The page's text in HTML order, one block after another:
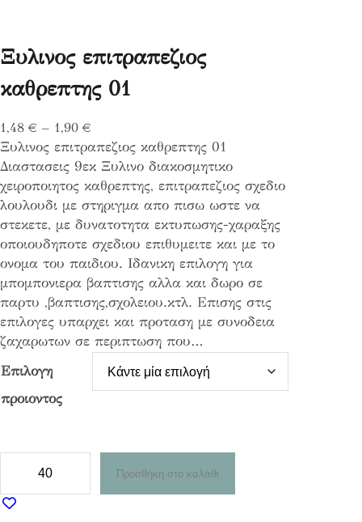
Ξυλινος επιτραπεζιος
καθρεπτης 01
1,48 € – 1,90 €
r
i
c
e
r
a
n
g
e
:
1
Ξυλινος επιτραπεζιος καθρεπτης 01
Διαστασεις 9εκ Ξυλινο διακοσμητικο
χειροποιητος καθρεπτης, επιτραπεζιος σχεδιο
λουλουδι με στηριγμα απο πισω ωστε να
στεκετε, με δυνατοτητα εκτυπωσης-χαραξης
οποιουδηποτε σχεδιου επιθυμειτε και με το
ονομα του παιδιου. Ιδανικη επιλογη για
μπομπονιερα βαπτισης αλλα και δωρο σε
παρτυ ,βαπτισης,σχολειου.κτλ. Επισης στις
επιλογες υπαρχει και προταση με συνοδεια
ζαχαρωτων σε περιπτωση που…
Επιλογη
προιοντος
λ
Προσθήκη στο καλάθι